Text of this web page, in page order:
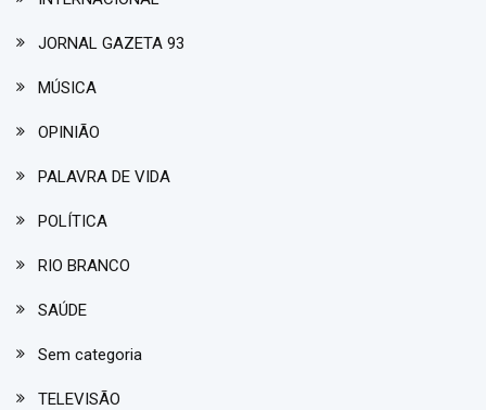
JORNAL GAZETA 93
MÚSICA
OPINIÃO
PALAVRA DE VIDA
POLÍTICA
RIO BRANCO
SAÚDE
Sem categoria
TELEVISÃO